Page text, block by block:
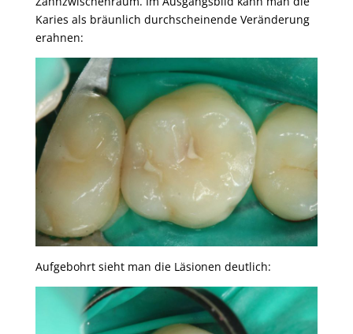
Karies als bräunlich durchscheinende Veränderung
erahnen:
Aufgebohrt sieht man die Läsionen deutlich: